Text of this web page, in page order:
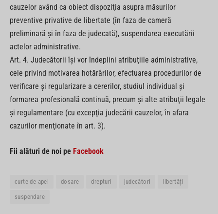
cauzelor având ca obiect dispoziţia asupra măsurilor
preventive privative de libertate (în faza de cameră
preliminară şi în faza de judecată), suspendarea executării
actelor administrative.
Art. 4. Judecătorii îşi vor îndeplini atribuţiile administrative,
cele privind motivarea hotărârilor, efectuarea procedurilor de
verificare şi regularizare a cererilor, studiul individual şi
formarea profesională continuă, precum şi alte atribuţii legale
şi regulamentare (cu excepţia judecării cauzelor, în afara
cazurilor menţionate în art. 3).
Fii alături de noi pe Facebook
curte de apel dosare drepturi judecători libertăți
suspendare